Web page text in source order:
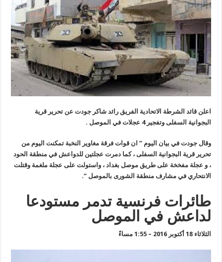
اعلن قائد الشرطة الاتحادية الفريق رائد شاكر جودت عن تحرير قرية
البجوانية السفلى وتفجير 4 عجلات في الموصل .
وقال جودت في بيان اليوم ” ان قوات فرقة مغاوير النخبة تمكنت اليوم من
تحرير قرية البجوانية السفلى ، كما دمرت عجلتين للدواعش في منطقة الحود
، و عجلة مفخخة على طريق موصل بغداد ، واستولت على عجلة ملغمة وقتلت
الانتحاري في مشارف منطقة الشورى بالموصل “.
طائرات فرنسية تدمر مستودعا
لداعش في الموصل
الثلاثاء 18 أكتوبر 2016 – 1:55 مساءً